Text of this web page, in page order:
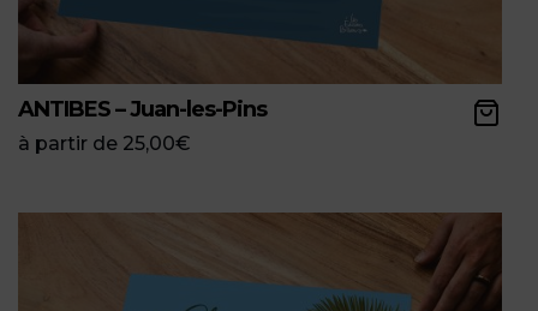
ANTIBES – Juan-les-Pins
à partir de 25,00€